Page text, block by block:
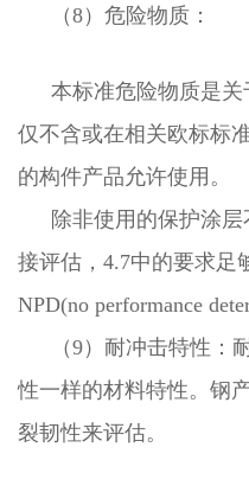
（8）危险物质：
本标准危险物质是关
仅不含或在相关欧标标
的构件产品允许使用。
除非使用的保护涂
接评估，4.7中的要求足
NPD(no performance
（9）耐冲击特性：
性一样的材料特性。钢
裂韧性来评估。